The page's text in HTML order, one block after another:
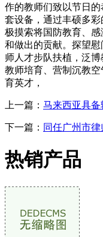
作的教师们致以节日
套设备，通过丰硕多
极摸索将国防教育、
和做出的贡献。探望
师人才步队扶植，泛
教师培育、营制沉教
育英才，
上一篇： 马来西亚具
下一篇： 同任广州市
热销产品